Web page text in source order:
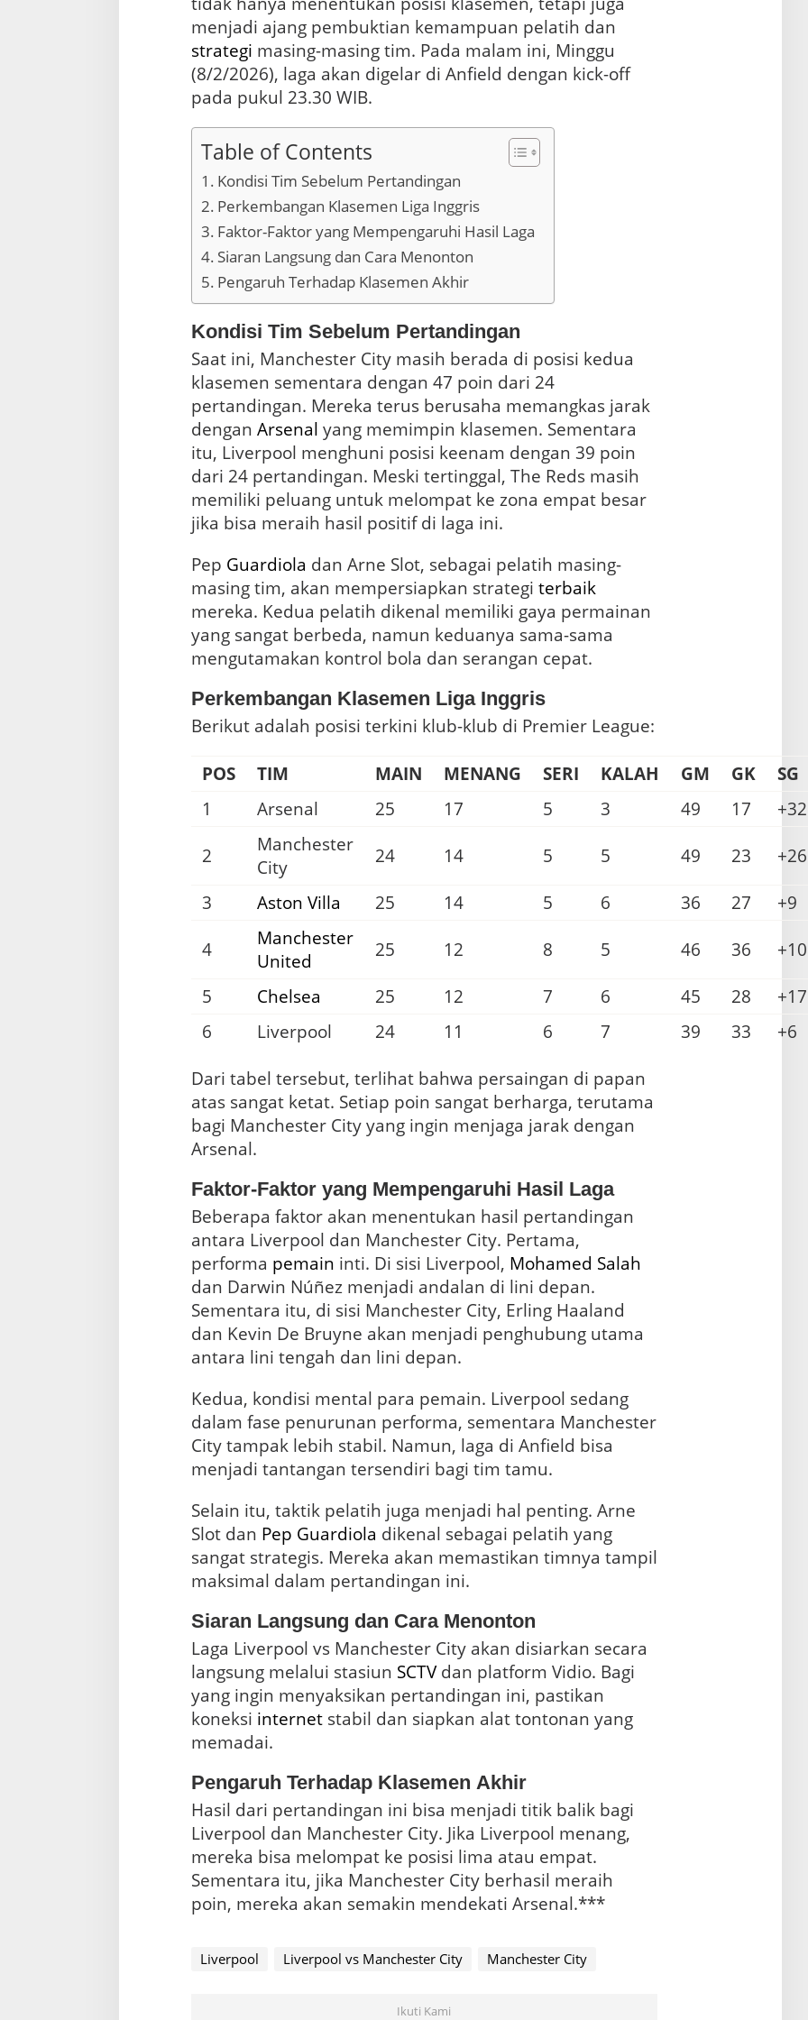
n
c
e
s
r
C
i
t
strategi masing-masing tim. Pada malam ini, Minggu
(8/2/2026), laga akan digelar di Anfield dengan kick-off
pada pukul 23.30 WIB.
Table of Contents
Kondisi Tim Sebelum Pertandingan
Perkembangan Klasemen Liga Inggris
Faktor-Faktor yang Mempengaruhi Hasil Laga
Siaran Langsung dan Cara Menonton
Pengaruh Terhadap Klasemen Akhir
Kondisi Tim Sebelum Pertandingan
Saat ini, Manchester City masih berada di posisi kedua
klasemen sementara dengan 47 poin dari 24
pertandingan. Mereka terus berusaha memangkas jarak
dengan Arsenal yang memimpin klasemen. Sementara
itu, Liverpool menghuni posisi keenam dengan 39 poin
dari 24 pertandingan. Meski tertinggal, The Reds masih
memiliki peluang untuk melompat ke zona empat besar
jika bisa meraih hasil positif di laga ini.
Pep Guardiola dan Arne Slot, sebagai pelatih masing-
masing tim, akan mempersiapkan strategi terbaik
mereka. Kedua pelatih dikenal memiliki gaya permainan
yang sangat berbeda, namun keduanya sama-sama
mengutamakan kontrol bola dan serangan cepat.
Perkembangan Klasemen Liga Inggris
Berikut adalah posisi terkini klub-klub di Premier League:
POS TIM MAIN MENANG SERI KALAH GM GK
SG
1
Arsenal 25 17 5 3 49 17
+32
2
Manchester
City
24 14 5 5 49 23
+26
3
Aston Villa 25 14 5 6 36 27
+9
4
Manchester
United
25 12 8 5 46 36
+10
5
Chelsea 25 12 7 6 45 28
+17
6
Liverpool 24 11 6 7 39 33
+6
Dari tabel tersebut, terlihat bahwa persaingan di papan
atas sangat ketat. Setiap poin sangat berharga, terutama
bagi Manchester City yang ingin menjaga jarak dengan
Arsenal.
Faktor-Faktor yang Mempengaruhi Hasil Laga
Beberapa faktor akan menentukan hasil pertandingan
antara Liverpool dan Manchester City. Pertama,
performa pemain inti. Di sisi Liverpool, Mohamed Salah
dan Darwin Núñez menjadi andalan di lini depan.
Sementara itu, di sisi Manchester City, Erling Haaland
dan Kevin De Bruyne akan menjadi penghubung utama
antara lini tengah dan lini depan.
Kedua, kondisi mental para pemain. Liverpool sedang
dalam fase penurunan performa, sementara Manchester
City tampak lebih stabil. Namun, laga di Anfield bisa
menjadi tantangan tersendiri bagi tim tamu.
Selain itu, taktik pelatih juga menjadi hal penting. Arne
Slot dan Pep Guardiola dikenal sebagai pelatih yang
sangat strategis. Mereka akan memastikan timnya tampil
maksimal dalam pertandingan ini.
Siaran Langsung dan Cara Menonton
Laga Liverpool vs Manchester City akan disiarkan secara
langsung melalui stasiun SCTVdan platform Vidio. Bagi
yang ingin menyaksikan pertandingan ini, pastikan
koneksi internetstabil dan siapkan alat tontonan yang
memadai.
Pengaruh Terhadap Klasemen Akhir
Hasil dari pertandingan ini bisa menjadi titik balik bagi
Liverpool dan Manchester City. Jika Liverpool menang,
mereka bisa melompat ke posisi lima atau empat.
Sementara itu, jika Manchester City berhasil meraih
poin, mereka akan semakin mendekati Arsenal.***
Liverpool Liverpool vs Manchester City Manchester City
Ikuti Kami